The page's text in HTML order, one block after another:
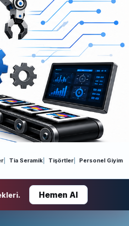
Tia Seramik Tişörtler Personel Giyim
Hemen Al